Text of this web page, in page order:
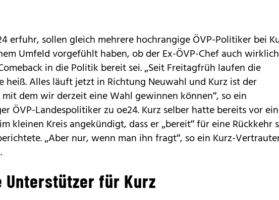
erfuhr, sollen gleich mehrere hochrangige ÖVP-Politiker bei
Umfeld vorgefühlt haben, ob der Ex-ÖVP-Chef auch wirklich
in die Politik bereit sei. „Seit Freitagfrüh laufen die
heiß. Alles läuft jetzt in Richtung Neuwahl und Kurz ist der
mit dem wir derzeit eine Wahl gewinnen können“, so ein
ÖVP-Landespolitiker zu oe24. Kurz selber hatte bereits vor
kleinen Kreis angekündigt, dass er „bereit“ für eine Rückkehr
„Aber nur, wenn man ihn fragt“, so ein Kurz-
Unterstützer für Kurz